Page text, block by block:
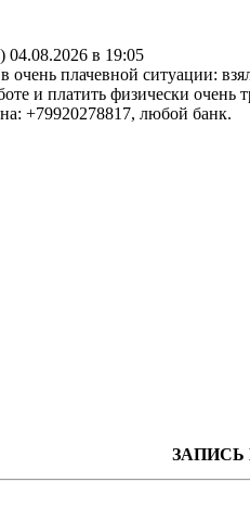
04.08.2026 в 19:05
плачевной ситуации:
и платить физически
+79920278817, любой банк.